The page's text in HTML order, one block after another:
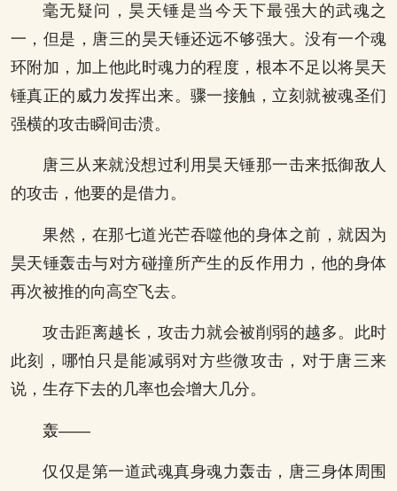
毫无疑问，昊天锤是当今天下最强大的武魂之
一，但是，唐三的昊天锤还远不够强大。没有一个魂
环附加，加上他此时魂力的程度，根本不足以将昊天
锤真正的威力发挥出来。骤一接触，立刻就被魂圣们
强横的攻击瞬间击溃。
唐三从来就没想过利用昊天锤那一击来抵御敌人
的攻击，他要的是借力。
果然，在那七道光芒吞噬他的身体之前，就因为
昊天锤轰击与对方碰撞所产生的反作用力，他的身体
再次被推的向高空飞去。
攻击距离越长，攻击力就会被削弱的越多。此时
此刻，哪怕只是能减弱对方些微攻击，对于唐三来
说，生存下去的几率也会增大几分。
轰——
仅仅是第一道武魂真身魂力轰击，唐三身体周围